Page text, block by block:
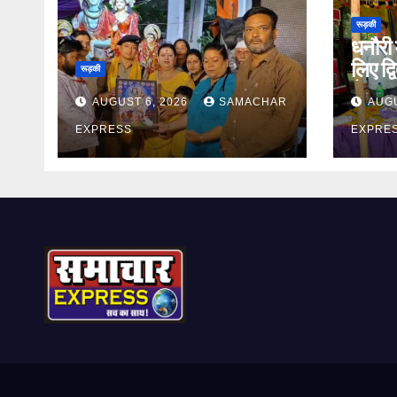
रूड़की
AUGUST 6, 2026 SAMACHAR
EXPRESS
रूड़की
लिए
कैंप